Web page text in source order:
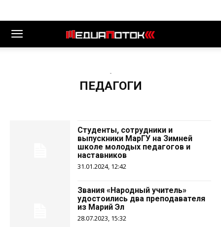
-
ПЕДАГОГИ
Студенты, сотрудники и
выпускники МарГУ на Зимней
школе молодых педагогов и
наставников
31.01.2024, 12:42
Звания «Народный учитель»
удостоились два преподавателя
из Марий Эл
28.07.2023, 15:32